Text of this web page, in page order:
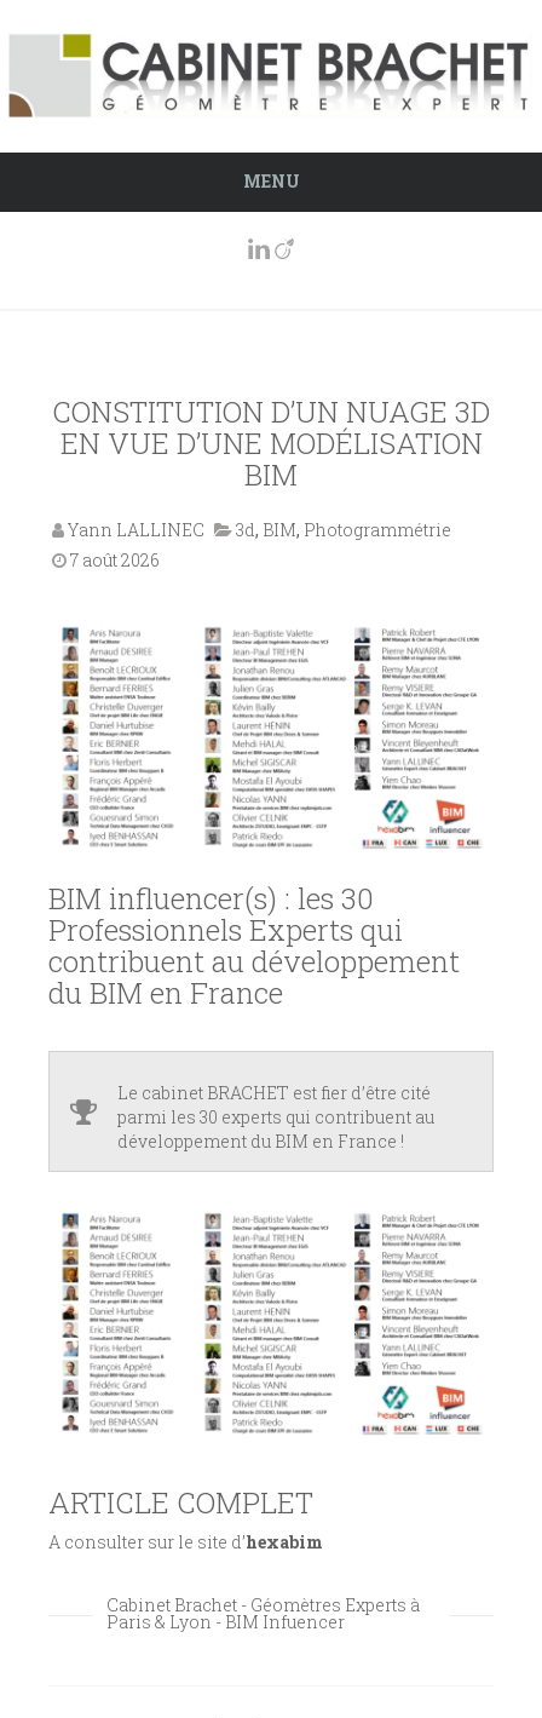
MENU
CONSTITUTION D’UN NUAGE 3D
EN VUE D’UNE MODÉLISATION
BIM
Yann LALLINEC 3d, BIM, Photogrammétrie
7 août 2026
BIM influencer(s) : les 30
Professionnels Experts qui
contribuent au développement
du BIM en France
Le cabinet BRACHET est fier d’être cité
parmi les 30 experts qui contribuent au
développement du BIM en France !
ARTICLE COMPLET
A consulter sur le site d’hexabim
Cabinet Brachet - Géomètres Experts à
Paris & Lyon - BIM Infuencer